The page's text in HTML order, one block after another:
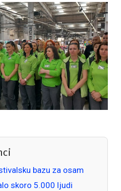
bazu za osam
skoro 5.000 ljudi